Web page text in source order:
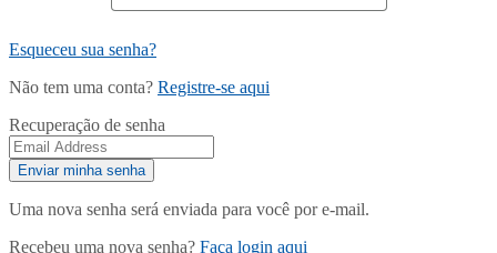
Esqueceu sua senha?
Não tem uma conta? Registre-se aqui
Recuperação de senha
Uma nova senha será enviada para você por e-mail.
Recebeu uma nova senha? Faça login aqui